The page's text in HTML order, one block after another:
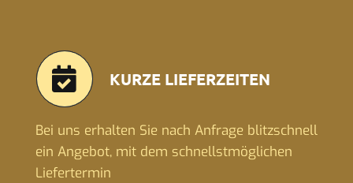
KURZE LIEFERZEITEN
Bei uns erhalten Sie nach Anfrage blitzschnell
ein Angebot, mit dem schnellstmöglichen
Liefertermin